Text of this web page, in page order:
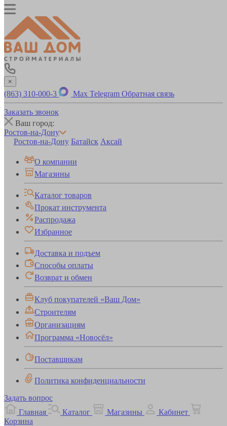
×
(863) 310-000-3 Max Telegram Обратная связь
Заказать звонок
Ваш город:
Ростов-на-Дону
Ростов-на-Дону Батайск Аксай
О компании
Магазины
Каталог товаров
Прокат инструмента
Распродажа
Избранное
Доставка и подъем
Способы оплаты
Возврат и обмен
Клуб покупателей «Ваш Дом»
Строителям
Организациям
Программа «Новосёл»
Поставщикам
Политика конфиденциальности
Задать вопрос
Главная
Каталог Магазины
Кабинет
Корзина